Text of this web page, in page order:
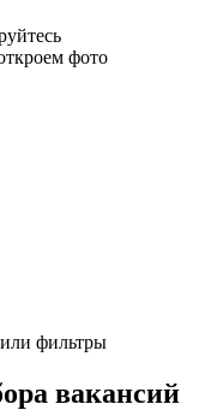
фото
фильтры
вакансий